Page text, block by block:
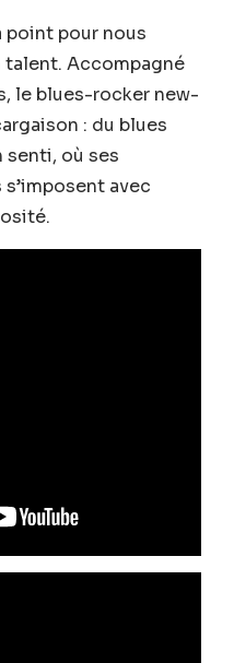
point pour nous
talent. Accompagné
le blues-rocker new-
: du blues
senti, où ses
avec